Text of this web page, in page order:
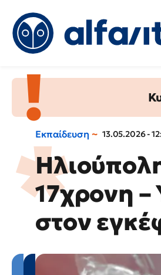
Εκπαίδευση 13.05.2026 -
17χρονη
στον